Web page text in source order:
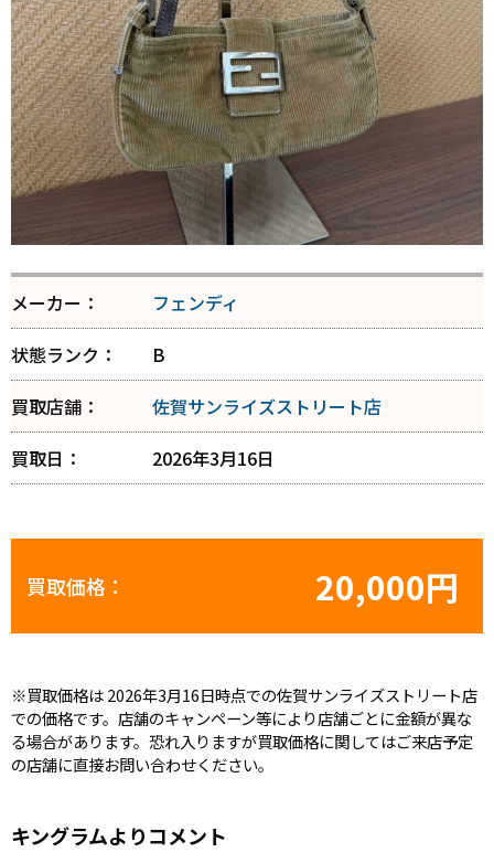
メーカー：
フェンディ
状態ランク：
B
買取店舗：
佐賀サンライズストリート店
買取日：
2026年3月16日
買取価格： 20,000円
※買取価格は 2026年3月16日時点での佐賀サンライズストリート店
での価格です。店舗のキャンペーン等により店舗ごとに金額が異な
る場合があります。恐れ入りますが買取価格に関してはご来店予定
の店舗に直接お問い合わせください。
キングラムよりコメント